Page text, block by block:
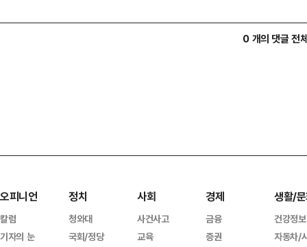
0 개의 댓글 전
오피니언
칼럼
기자의 눈
정치
청와대
국회/정당
사회
사건사고
교육
경제
금융
증권
생활/
건강정보
자동차/